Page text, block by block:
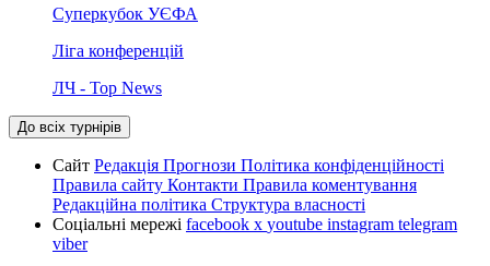
Суперкубок УЄФА
Ліга конференцій
ЛЧ - Top News
До всіх турнірів
Сайт Редакція Прогнози Політика конфіденційності
Правила сайту Контакти Правила коментування
Редакційна політика Структура власності
Соціальні мережі facebook x youtube instagram telegram
viber